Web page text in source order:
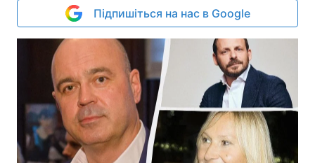
Підпишіться на нас в Google